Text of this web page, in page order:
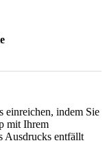
einreichen, indem Sie
mit Ihrem
Ausdrucks entfällt